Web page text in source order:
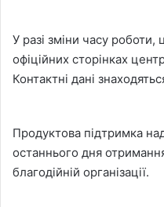
У разі зміни часу
офіційних сторінках
Контактні дані
Продуктова підтримка
останнього дня
благодійній організації.